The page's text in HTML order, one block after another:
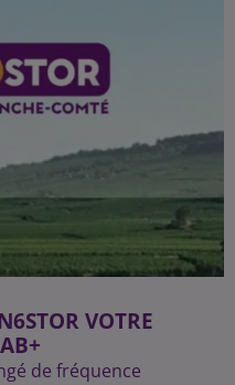
VOTRE
de fréquence